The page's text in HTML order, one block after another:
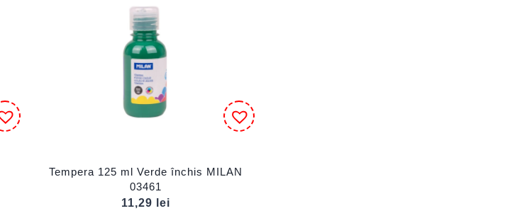
Tempera 125 ml Verde închis MILAN
03461
11,29
lei